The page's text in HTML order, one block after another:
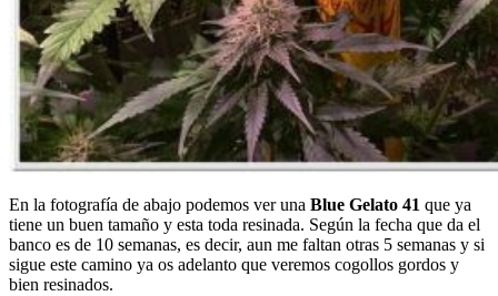
En la fotografía de abajo podemos ver una Blue Gelato 41 que ya
tiene un buen tamaño y esta toda resinada. Según la fecha que da el
banco es de 10 semanas, es decir, aun me faltan otras 5 semanas y si
sigue este camino ya os adelanto que veremos cogollos gordos y
bien resinados.